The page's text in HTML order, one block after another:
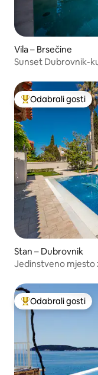
Vila – Brsečine
Sunset Dubrovnik-
Među najviše
Odabrali gosti
Stan – Dubrovnik
Jedinstveno mjesto
Među najviše
Odabrali gosti